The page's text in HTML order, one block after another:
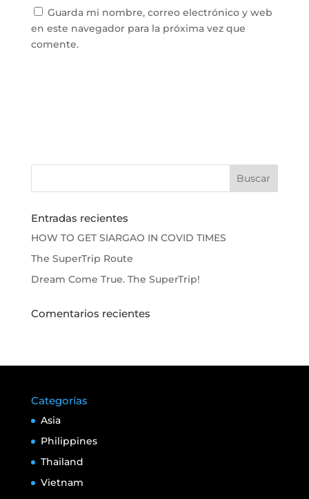
Guarda mi nombre, correo electrónico y web
en este navegador para la próxima vez que
comente.
Entradas recientes
HOW TO GET SIARGAO IN COVID TIMES
The SuperTrip Route
Dream Come True. The SuperTrip!
Comentarios recientes
Categorías
Asia
Philippines
Thailand
Vietnam